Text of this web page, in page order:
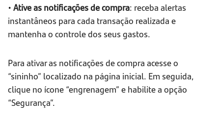
• Ative as notificações de compra: receba alertas
instantâneos para cada transação realizada e
mantenha o controle dos seus gastos.
Para ativar as notificações de compra acesse o
“sininho” localizado na página inicial. Em seguida,
clique no ícone “engrenagem” e habilite a opção
“Segurança”.